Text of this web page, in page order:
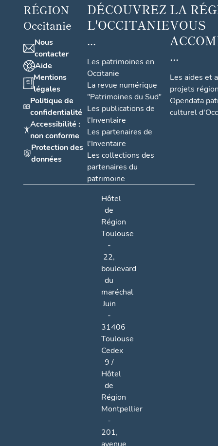
RÉGION
Occitanie
Nous
contacter
Aide
Mentions
légales
Politique de
confidentialité
Accessibilité :
non conforme
Protection des
données
DÉCOUVREZ
L'OCCITANIE
...
Les patrimoines en
Occitanie
La revue numérique
"Patrimoines du Sud"
Les publications de
l'Inventaire
Les partenaires de
l'Inventaire
Les collections des
partenaires du
patrimoine
LA
VOUS
...
Les aides et
projets
Opendata
culturel
Hôtel
de
Région
Toulouse
-
22,
boulevard
du
maréchal
Juin
-
31406
Toulouse
Cedex
9 /
Hôtel
de
Région
Montpellier
-
201,